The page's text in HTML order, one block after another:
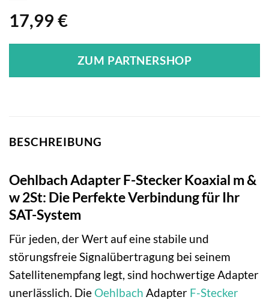
17,99 €
ZUM PARTNERSHOP
BESCHREIBUNG
Oehlbach Adapter F-Stecker Koaxial m &
w 2St: Die Perfekte Verbindung für Ihr
SAT-System
Für jeden, der Wert auf eine stabile und
störungsfreie Signalübertragung bei seinem
Satellitenempfang legt, sind hochwertige Adapter
unerlässlich. Die Oehlbach Adapter F-Stecker